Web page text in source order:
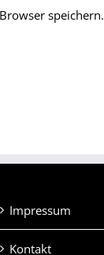
speichern.
Impressum
Kontakt